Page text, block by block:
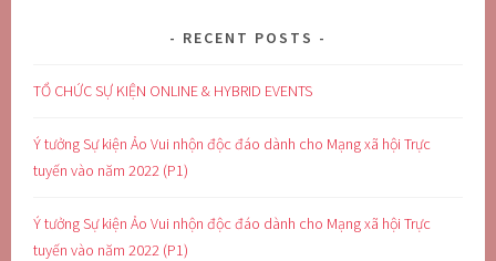
RECENT POSTS
TỔ CHỨC SỰ KIỆN ONLINE & HYBRID EVENTS
Ý tưởng Sự kiện Ảo Vui nhộn độc đáo dành cho Mạng xã hội Trực
tuyến vào năm 2022 (P1)
Ý tưởng Sự kiện Ảo Vui nhộn độc đáo dành cho Mạng xã hội Trực
tuyến vào năm 2022 (P1)